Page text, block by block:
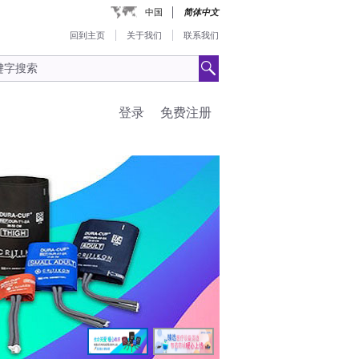
中国 简体中文
回到主页 关于我们 联系我们
免费注册
登录